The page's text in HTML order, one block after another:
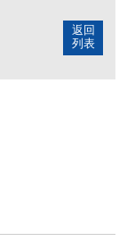
返回
列表